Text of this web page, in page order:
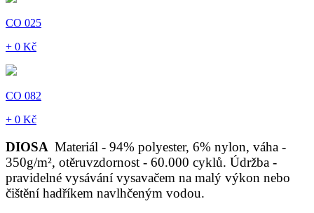
CO 025
+ 0 Kč
CO 082
+ 0 Kč
DIOSA Materiál - 94% polyester, 6% nylon, váha -
350g/m², otěruvzdornost - 60.000 cyklů. Údržba -
pravidelné vysávání vysavačem na malý výkon nebo
čištění hadříkem navlhčeným vodou.